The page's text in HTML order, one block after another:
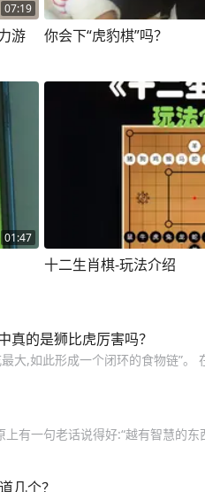
07:19
游
你会下“虎豹棋”吗？
01:47
十二生肖棋-玩法介绍
真的是狮比虎厉害吗？
大,如此形成一个闭环的食物链”。
有一句老话说得好:“越有智慧的东
几个？